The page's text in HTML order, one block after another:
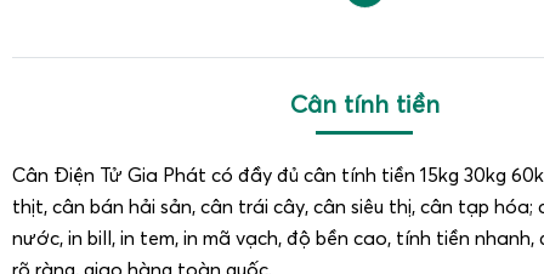
Cân tính tiền
Cân Điện Tử Gia Phát có đầy đủ cân tính tiền 15kg 30kg
thịt, cân bán hải sản, cân trái cây, cân siêu thị, cân tạp hóa;
nước, in bill, in tem, in mã vạch, độ bền cao, tính tiền nhanh,
rõ ràng, giao hàng toàn quốc.